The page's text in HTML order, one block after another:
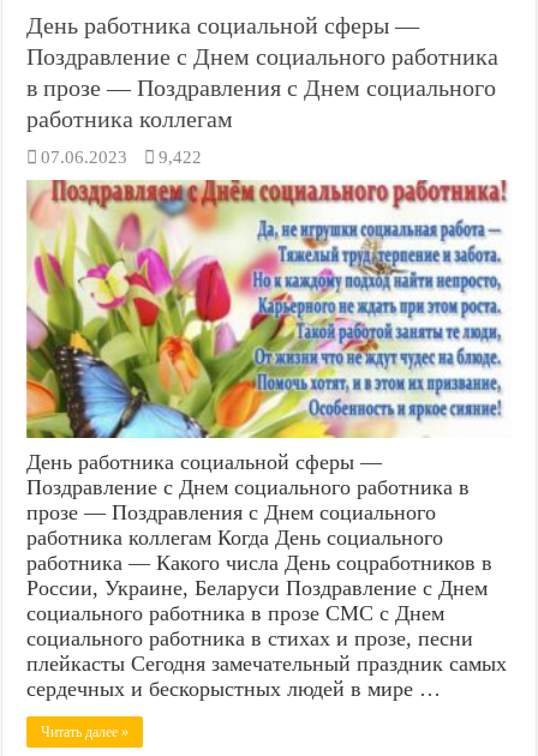
День работника социальной сферы —
Поздравление с Днем социального работника
в прозе — Поздравления с Днем социального
работника коллегам
07.06.2023 9,422
День работника социальной сферы —
Поздравление с Днем социального работника в
прозе — Поздравления с Днем социального
работника коллегам Когда День социального
работника — Какого числа День соцработников в
России, Украине, Беларуси Поздравление с Днем
социального работника в прозе СМС с Днем
социального работника в стихах и прозе, песни
плейкасты Сегодня замечательный праздник самых
сердечных и бескорыстных людей в мире …
Читать далее »